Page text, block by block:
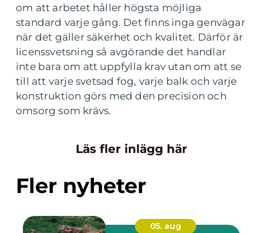
om att arbetet håller högsta möjliga
standard varje gång. Det finns inga genvägar
när det gäller säkerhet och kvalitet. Därför är
licenssvetsning så avgörande det handlar
inte bara om att uppfylla krav utan om att se
till att varje svetsad fog, varje balk och varje
konstruktion görs med den precision och
omsorg som krävs.
Läs fler inlägg här
Fler nyheter
05. aug